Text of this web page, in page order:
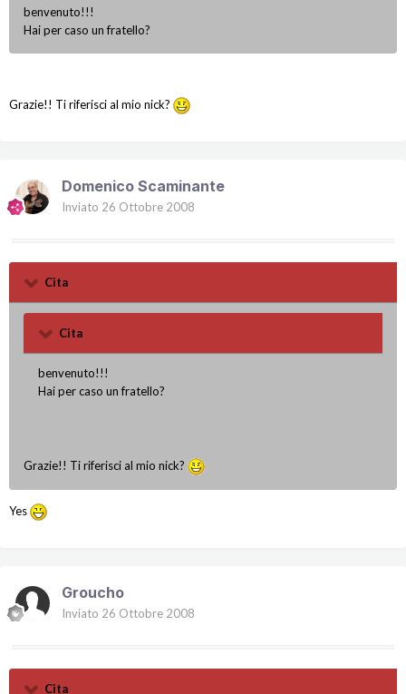
benvenuto!!!
Hai per caso un fratello?
Grazie!! Ti riferisci al mio nick?
Domenico Scaminante
Inviato 26 Ottobre 2008
Cita
Cita
benvenuto!!!
Hai per caso un fratello?
Grazie!! Ti riferisci al mio nick?
Yes
Groucho
Inviato 26 Ottobre 2008
Cita